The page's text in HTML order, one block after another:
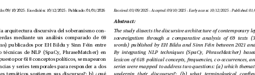
Recibido: 03/09/2025 - Aceptado: 09/10/2025 - En edición: 10/12/2025 - Publicado: 01/01/2026
El estudio disecciona la arquitectura discursiva del soberanismo con-
textos (389.531 palabras) publicados por EH Bildu y Sinn Féin entre
frecuencias, coocurrencias y series temporales para responder a dos
cuestiones: a) ¿qué ejes temáticos sostienen sus discursos?; b) ¿qué
Abstract: